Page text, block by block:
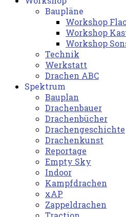
Baupläne
Workshop
Workshop
Workshop
Technik
Werkstatt
Drachen ABC
Spektrum
Bauplan
Drachenbauer
Drachenbücher
Drachengeschichte
Drachenkunst
Reportage
Empty Sky
Indoor
Kampfdrachen
xAP
Zappeldrachen